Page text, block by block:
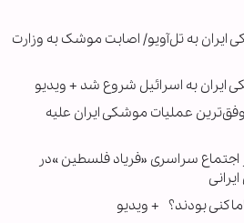
به تل‌آویو/ اصابت موشک به وزارت
به اسرائیل شروع شد + ویدیو
عملیات موشکی ایران علیه
سراسری «فریاد فلسطین »در
بودند؟ + ویدیو